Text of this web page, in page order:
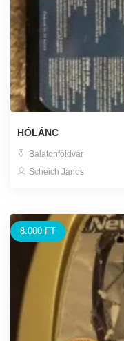
HÓLÁNC
Balatonföldvár
Scheich János
8.000 FT